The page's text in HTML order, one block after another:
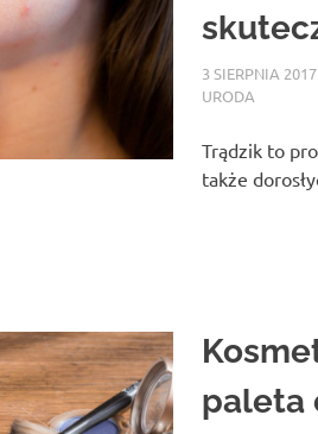
3 SIERPNIA 2017
URODA
Trądzik to
także
paleta